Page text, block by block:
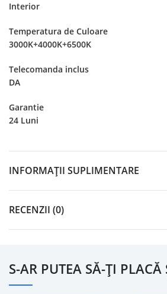
Interior
Temperatura de Culoare
3000K+4000K+6500K
Telecomanda inclus
DA
Garantie
24 Luni
INFORMAȚII SUPLIMENTARE
RECENZII (0)
S-AR PUTEA SĂ-ȚI